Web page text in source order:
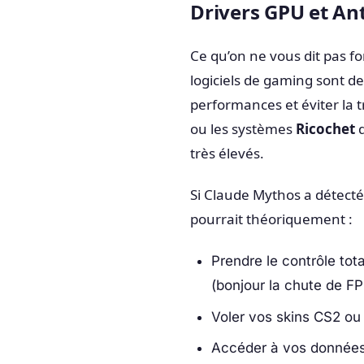
Drivers GPU et
Ce qu’on ne vous dit pas
logiciels de gaming sont
performances et éviter la
ou les systèmes Ricochet
très élevés.
Si Claude Mythos a
pourrait théoriquement :
Prendre le contrôle
(bonjour la chute de
Voler vos skins CS2
Accéder à vos